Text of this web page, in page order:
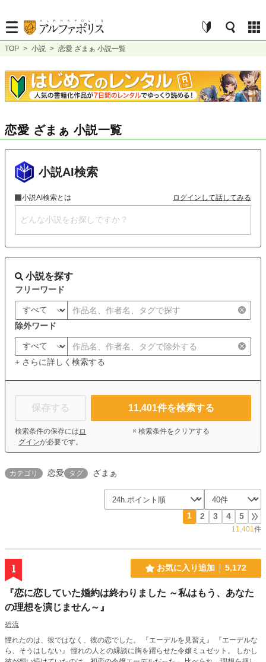
TOP > 小説 > 恋愛 ざまぁ 小説一覧
恋愛 ざまぁ 小説一覧
小説AI検索
小説AI検索とは ログインして話してみる
小説を探す
フリーワード
除外ワード
+ さらに詳しく検索する
保存する
検索条件の保存には ロ
グインが必要です。
11,401件を検索する
× 検索条件をクリアする
カテゴリ 恋愛 タグ ざまぁ
1 2 3 4 5
11,401件
1 お気に入り追加 5,172
『恋に恋していた婚約は終わりました ～私はもう、あなた
の理想を演じません～』
碧流
憧れたのは、彼ではなく、彼の恋でした。 『エーデルを見習え』 『エーデルな
ら、そうはしない』 憧れの人との縁談に胸を躍らせた令嬢ミュゼット。 しかし